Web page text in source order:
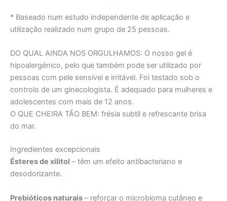
* Baseado num estudo independente de aplicação e
utilização realizado num grupo de 25 pessoas.
DO QUAL AINDA NOS ORGULHAMOS: O nosso gel é
hipoalergénico, pelo que também pode ser utilizado por
pessoas com pele sensível e irritável. Foi testado sob o
controlo de um ginecologista. É adequado para mulheres e
adolescentes com mais de 12 anos.
O QUE CHEIRA TÃO BEM: frésia subtil e refrescante brisa
do mar.
Ingredientes excepcionais
Ésteres de xilitol – têm um efeito antibacteriano e
desodorizante.
Prebióticos naturais – reforçar o microbioma cutâneo e